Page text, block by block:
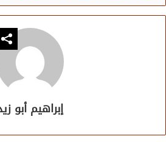
إبراهيم أبو